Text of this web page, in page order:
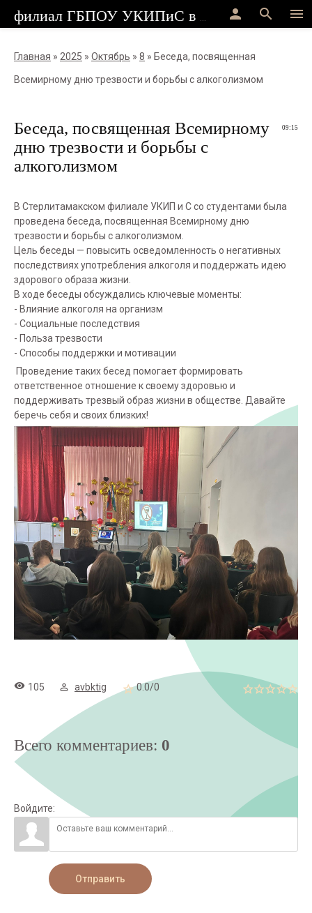
menu
search
person
Главная » 2025 » Октябрь » 8 » Беседа, посвященная
Всемирному дню трезвости и борьбы с алкоголизмом
09:15
Беседа, посвященная Всемирному
дню трезвости и борьбы с
алкоголизмом
В Стерлитамакском филиале УКИП и С со студентами была
проведена беседа, посвященная Всемирному дню
трезвости и борьбы с алкоголизмом.
Цель беседы — повысить осведомленность о негативных
последствиях употребления алкоголя и поддержать идею
здорового образа жизни.
В ходе беседы обсуждались ключевые моменты:
- Влияние алкоголя на организм
- Социальные последствия
- Польза трезвости
- Способы поддержки и мотивации
Проведение таких бесед помогает формировать
ответственное отношение к своему здоровью и
поддерживать трезвый образ жизни в обществе. Давайте
беречь себя и своих близких!
105 avbktig 0.0/0
Всего комментариев: 0
Войдите:
Отправить